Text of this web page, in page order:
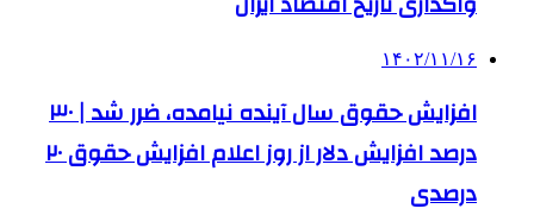
۱۴۰۲/۱۱/۱۶
افزایش حقوق سال آینده نیامده، ضرر شد | ۳۰
درصد افزایش دلار از روز اعلام افزایش حقوق ۲۰
درصدی